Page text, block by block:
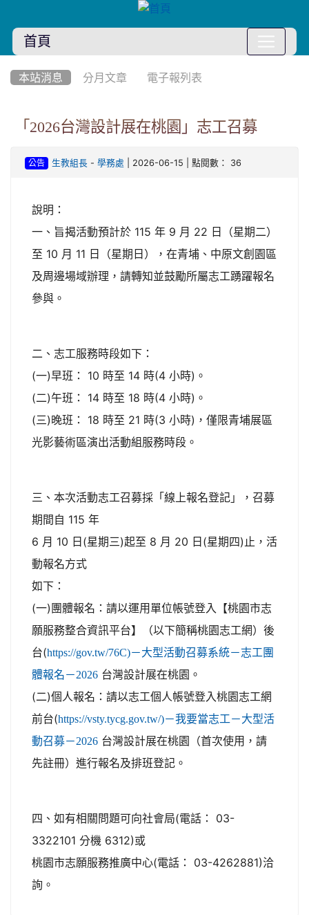
首頁
本站消息 分月文章 電子報列表
「2026台灣設計展在桃園」志工召募
公告 生教組長- 學務處 | 2026-06-15 | 點閱數： 36
說明：
一、旨揭活動預計於 115 年 9 月 22 日（星期二）
至 10 月 11 日（星期日），在青埔、中原文創園區
及周邊場域辦理，請轉知並鼓勵所屬志工踴躍報名
參與。
二、志工服務時段如下：
(一)早班： 10 時至 14 時(4 小時)。
(二)午班： 14 時至 18 時(4 小時)。
(三)晚班： 18 時至 21 時(3 小時)，僅限青埔展區
光影藝術區演出活動組服務時段。
三、本次活動志工召募採「線上報名登記」，召募
期間自 115 年
6 月 10 日(星期三)起至 8 月 20 日(星期四)止，活
動報名方式
如下：
(一)團體報名：請以運用單位帳號登入【桃園市志
願服務整合資訊平台】（以下簡稱桃園志工網）後
台(https://gov.tw/76C)－大型活動召募系統－志工團
體報名－2026 台灣設計展在桃園。
(二)個人報名：請以志工個人帳號登入桃園志工網
前台(https://vsty.tycg.gov.tw/)－我要當志工－大型活
動召募－2026 台灣設計展在桃園（首次使用，請
先註冊）進行報名及排班登記。
四、如有相關問題可向社會局(電話： 03-
3322101 分機 6312)或
桃園市志願服務推廣中心(電話： 03-4262881)洽
詢。